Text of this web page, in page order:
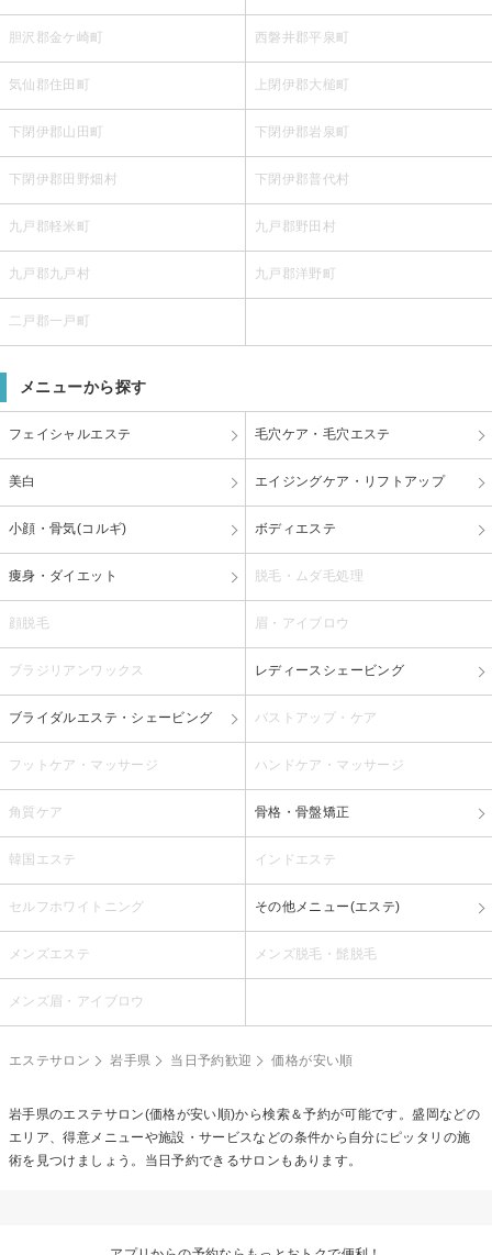
胆沢郡金ケ崎町 西磐井郡平泉町
気仙郡住田町 上閉伊郡大槌町
下閉伊郡山田町 下閉伊郡岩泉町
下閉伊郡田野畑村 下閉伊郡普代村
九戸郡軽米町 九戸郡野田村
九戸郡九戸村 九戸郡洋野町
二戸郡一戸町
メニューから探す
フェイシャルエステ 毛穴ケア・毛穴エステ
美白 エイジングケア・リフトアップ
小顔・骨気(コルギ) ボディエステ
痩身・ダイエット 脱毛・ムダ毛処理
顔脱毛 眉・アイブロウ
ブラジリアンワックス レディースシェービング
ブライダルエステ・シェービング バストアップ・ケア
フットケア・マッサージ ハンドケア・マッサージ
角質ケア 骨格・骨盤矯正
韓国エステ インドエステ
セルフホワイトニング その他メニュー(エステ)
メンズエステ メンズ脱毛・髭脱毛
メンズ眉・アイブロウ
エステサロン 岩手県 当日予約歓迎 価格が安い順
岩手県のエステサロン(価格が安い順)から検索＆予約が可能です。盛岡などの
エリア、得意メニューや施設・サービスなどの条件から自分にピッタリの施
術を見つけましょう。当日予約できるサロンもあります。